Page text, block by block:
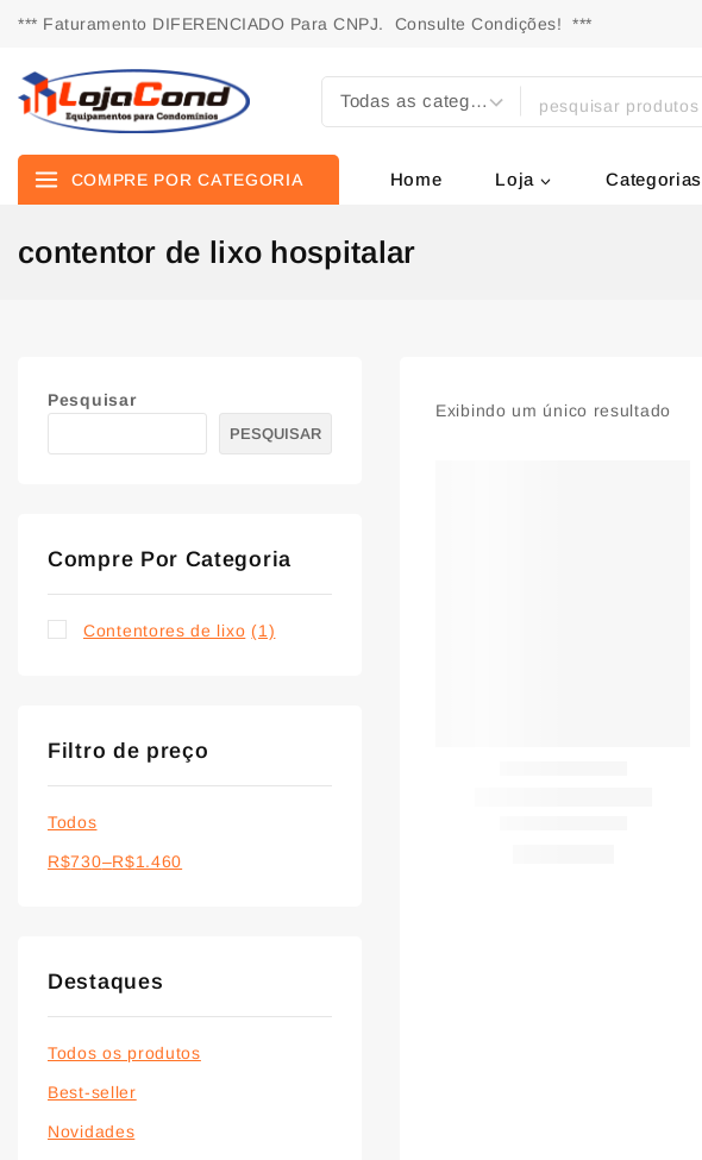
*** Faturamento DIFERENCIADO Para CNPJ. Consulte Condições! ***
COMPRE POR CATEGORIA Home Loja Categorias
contentor de lixo hospitalar
Exibindo um único resultado
Pesquisar
PESQUISAR
Compre Por Categoria
Contentores de lixo (1)
Filtro de preço
Todos
R$730–R$1.460
Destaques
Todos os produtos
Best-seller
Novidades